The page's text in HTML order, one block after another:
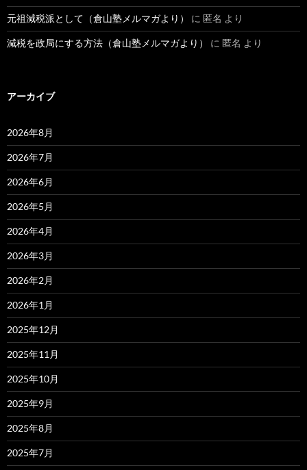
元祖減税派として（倉山塾メルマガより） に 匿名 より
減税を政局にする方法（倉山塾メルマガより） に 匿名 より
アーカイブ
2026年8月
2026年7月
2026年6月
2026年5月
2026年4月
2026年3月
2026年2月
2026年1月
2025年12月
2025年11月
2025年10月
2025年9月
2025年8月
2025年7月